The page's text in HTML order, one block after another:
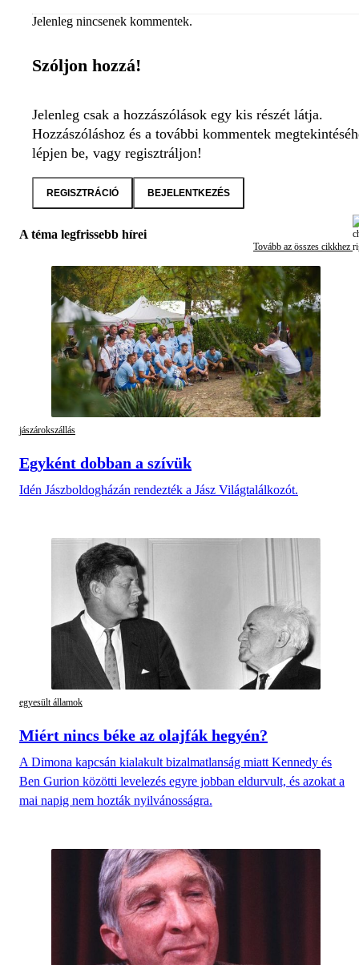
Jelenleg nincsenek kommentek.
Szóljon hozzá!
Jelenleg csak a hozzászólások egy kis részét látja.
Hozzászóláshoz és a további kommentek
lépjen be, vagy regisztráljon!
REGISZTRÁCIÓ BEJELENTKEZÉS
A téma legfrissebb hírei
Tovább az összes cikkhez
jászárokszállás
Egyként dobban a szívük
Idén Jászboldogházán rendezték a Jász Világtalálkozót.
egyesült államok
Miért nincs béke az olajfák hegyén?
A Dimona kapcsán kialakult bizalmatlanság miatt Kennedy és
Ben Gurion közötti levelezés egyre jobban eldurvult, és azokat a
mai napig nem hozták nyilvánosságra.